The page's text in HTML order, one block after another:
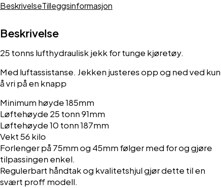
BeskrivelseTilleggsinformasjon
Beskrivelse
25 tonns lufthydraulisk jekk for tunge kjøretøy.
Med luftassistanse. Jekken justeres opp og ned ved kun
å vri på en knapp
Minimum høyde 185mm
Løftehøyde 25 tonn 91mm
Løftehøyde 10 tonn 187mm
Vekt 56 kilo
Forlenger på 75mm og 45mm følger med for og gjøre
tilpassingen enkel.
Regulerbart håndtak og kvalitetshjul gjør dette til en
svært proff modell.